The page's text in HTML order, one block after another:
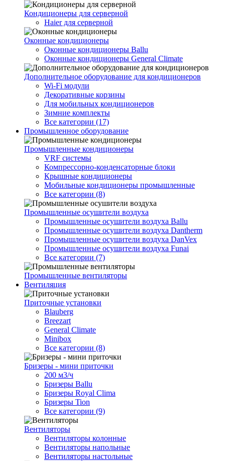
Кондиционеры для серверной
Haier для серверной
Оконные кондиционеры
Оконные кондиционеры Ballu
Оконные кондиционеры General Climate
Дополнительное оборудование для кондиционеров
Wi-Fi модули
Декоративные корзины
Для мобильных кондиционеров
Зимние комплекты
Все категории (17)
Промышленное оборудование
Промышленные кондиционеры
VRF системы
Компрессорно-конденсаторные блоки
Крышные кондиционеры
Мобильные кондиционеры промышленные
Все категории (8)
Промышленные осушители воздуха
Промышленные осушители воздуха Ballu
Промышленные осушители воздуха Dantherm
Промышленные осушители воздуха DanVex
Промышленные осушители воздуха Funai
Все категории (7)
Промышленные вентиляторы
Вентиляция
Приточные установки
Blauberg
Breezart
General Climate
Minibox
Все категории (8)
Бризеры - мини приточки
200 м3/ч
Бризеры Ballu
Бризеры Royal Clima
Бризеры Tion
Все категории (9)
Вентиляторы
Вентиляторы колонные
Вентиляторы напольные
Вентиляторы настольные